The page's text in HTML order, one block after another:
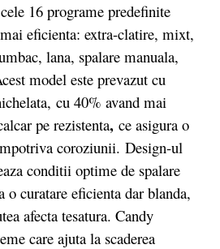
16 programe predefinite
eficienta: extra-clatire, mixt,
lana, spalare manuala,
model este prevazut cu
cu 40% avand mai
pe rezistenta, ce asigura o
coroziunii. Design-ul
conditii optime de spalare
o curatare eficienta dar blanda,
afecta tesatura. Candy
care ajuta la scaderea